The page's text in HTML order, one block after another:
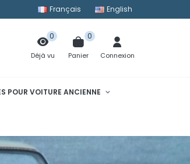
Français English
Déjà vu
0
Panier
0
Connexion
POUR VOITURE ANCIENNE